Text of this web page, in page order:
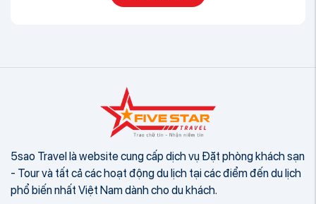
5sao Travel là website cung cấp dịch vụ Đặt phòng khách sạn
- Tour và tất cả các hoạt động du lịch tại các điểm đến du lịch
phổ biến nhất Việt Nam dành cho du khách.